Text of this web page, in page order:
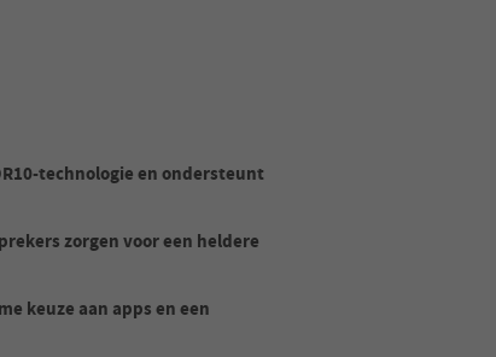
technologie en ondersteunt
zorgen voor een heldere
keuze aan apps en een